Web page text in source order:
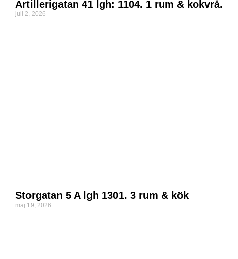
Artillerigatan 41 lgh: 1104. 1 rum & kokvrå.
juli 2, 2026
Storgatan 5 A lgh 1301. 3 rum & kök
maj 19, 2026